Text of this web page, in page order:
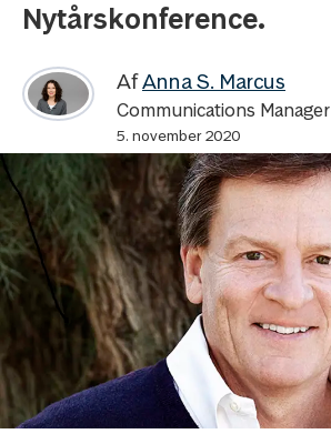
Nytårskonference.
AfAnna S. Marcus
Communications Manager
5. november 2020